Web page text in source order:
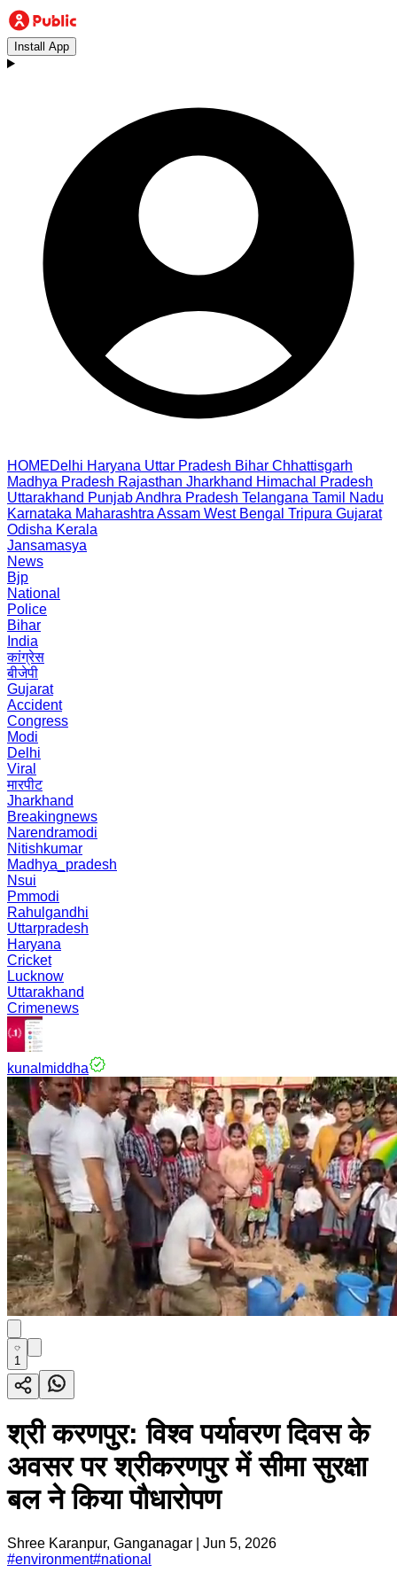
Install App
HOMEDelhi Haryana Uttar Pradesh Bihar Chhattisgarh
Madhya Pradesh Rajasthan Jharkhand Himachal Pradesh
Uttarakhand PunjabAndhra Pradesh Telangana Tamil Nadu
Karnataka Maharashtra Assam West Bengal Tripura Gujarat
Odisha Kerala
Jansamasya
News
Bjp
National
Police
Bihar
India
कांग्रेस
बीजेपी
Gujarat
Accident
Congress
Modi
Delhi
Viral
मारपीट
Jharkhand
Breakingnews
Narendramodi
Nitishkumar
Madhya_pradesh
Nsui
Pmmodi
Rahulgandhi
Uttarpradesh
Haryana
Cricket
Lucknow
Uttarakhand
Crimenews
kunalmiddha
1
श्री करणपुर: विश्व पर्यावरण दिवस के
अवसर पर श्रीकरणपुर में सीमा सुरक्षा
बल ने किया पौधारोपण
Shree Karanpur, Ganganagar
Jun 5, 2026
#environment#national